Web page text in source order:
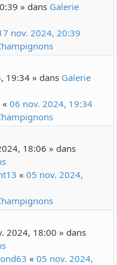
» dans Galerie
nov. 2024, 20:39
19:34 » dans Galerie
« 06 nov. 2024, 19:34
18:06 » dans
« 05 nov. 2024,
2024, 18:00 » dans
« 05 nov. 2024,